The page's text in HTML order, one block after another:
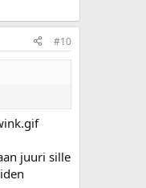
#10
juuri sille